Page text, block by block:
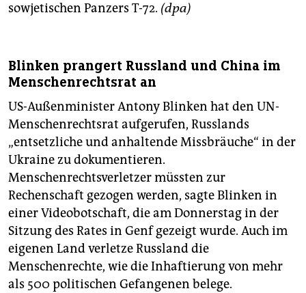
sowjetischen Panzers T-72. (dpa)
Blinken prangert Russland und China im
Menschenrechtsrat an
US-Außenminister Antony Blinken hat den UN-
Menschenrechtsrat aufgerufen, Russlands
„entsetzliche und anhaltende Missbräuche“ in der
Ukraine zu dokumentieren.
Menschenrechtsverletzer müssten zur
Rechenschaft gezogen werden, sagte Blinken in
einer Videobotschaft, die am Donnerstag in der
Sitzung des Rates in Genf gezeigt wurde. Auch im
eigenen Land verletze Russland die
Menschenrechte, wie die Inhaftierung von mehr
als 500 politischen Gefangenen belege.